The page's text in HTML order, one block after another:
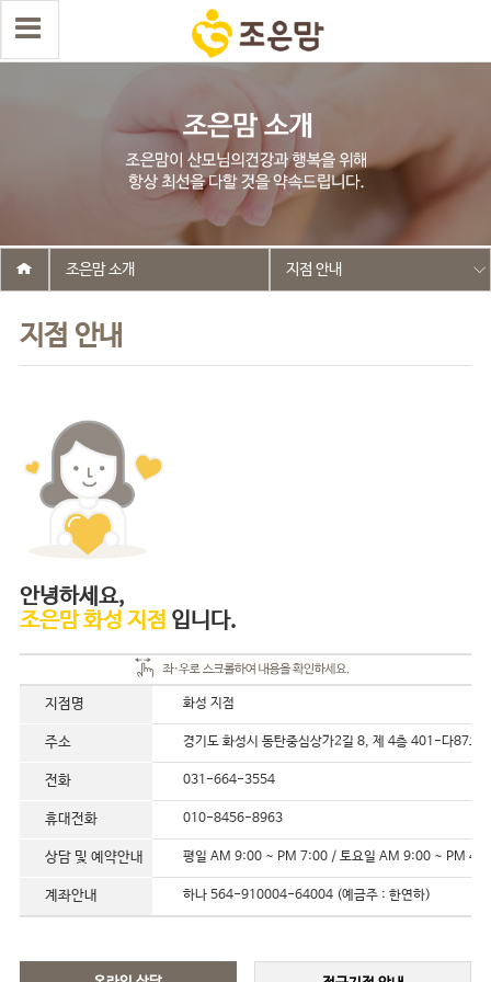
지점 안내
조은맘 소개 지점 안내
안녕하세요,
조은맘 화성 지점 입니다.
지점명 화성 지점
주소 경기도 화성시 동탄중심상가2길 8, 제 4층 401-다87호(
전화 031-664-3554
휴대전화 010-8456-8963
상담 및 예약안내 평일 AM 9:00 ~ PM 7:00 / 토요일 AM 9:00 ~ PM
계좌안내 하나 564-910004-64004 (예금주 : 한연하)